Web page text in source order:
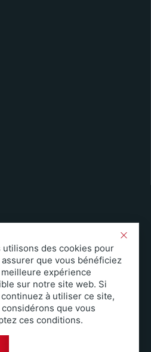
All rights reserved.
utilisons des cookies pour
assurer que vous bénéficiez
expérience
sur notre site web. Si
à utiliser ce site,
considérons que vous
ces conditions.